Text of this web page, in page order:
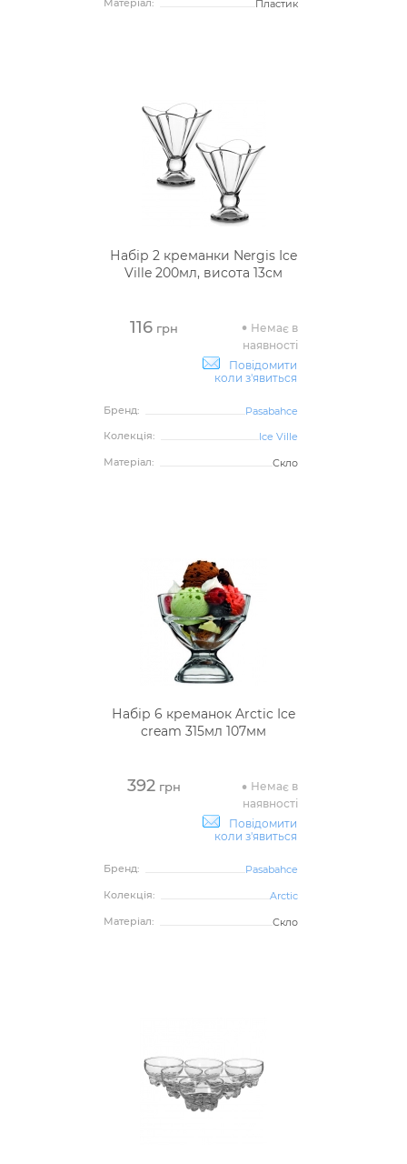
Матеріал:
Пластик
Набір 2 креманки Nergis Ice
Ville 200мл, висота 13см
116грн
Немає в
наявності
Повідомити
коли з'явиться
Бренд:
Pasabahce
Колекція:
Ice Ville
Матеріал:
Скло
Набір 6 креманок Arctic Ice
cream 315мл 107мм
392грн
Немає в
наявності
Повідомити
коли з'явиться
Бренд:
Pasabahce
Колекція:
Arctic
Матеріал:
Скло